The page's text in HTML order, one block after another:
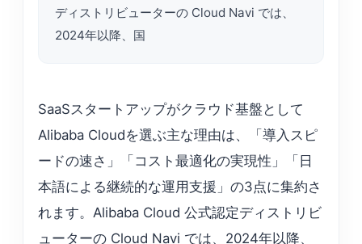
ディストリビューターの Cloud Navi では、
2024年以降、国
SaaSスタートアップがクラウド基盤として
Alibaba Cloudを選ぶ主な理由は、「導入スピ
ードの速さ」「コスト最適化の実現性」「日
本語による継続的な運用支援」の3点に集約さ
れます。Alibaba Cloud 公式認定ディストリビ
ューターの Cloud Navi では、2024年以降、